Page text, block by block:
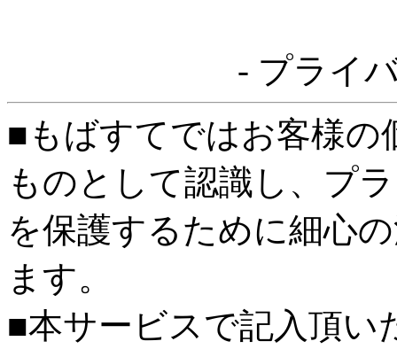
- プライ
■もばすてではお客様の
ものとして認識し、プ
を保護するために細心
ます。
■本サービスで記入頂い